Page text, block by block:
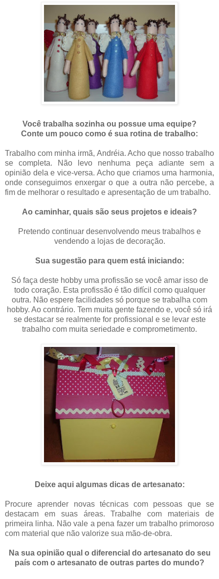
Você trabalha sozinha ou possue uma equipe?
Conte um pouco como é sua rotina de trabalho:
Trabalho com minha irmã, Andréia. Acho que nosso trabalho
se completa. Não levo nenhuma peça adiante sem a
opinião dela e vice-versa. Acho que criamos uma harmonia,
onde conseguimos enxergar o que a outra não percebe, a
fim de melhorar o resultado e apresentação de um trabalho.
Ao caminhar, quais são seus projetos e ideais?
Pretendo continuar desenvolvendo meus trabalhos e
vendendo a lojas de decoração.
Sua sugestão para quem está iniciando:
Só faça deste hobby uma profissão se você amar isso de
todo coração. Esta profissão é tão difícil como qualquer
outra. Não espere facilidades só porque se trabalha com
hobby. Ao contrário. Tem muita gente fazendo e, você só irá
se destacar se realmente for profissional e se levar este
trabalho com muita seriedade e comprometimento.
Deixe aqui algumas dicas de artesanato:
Procure aprender novas técnicas com pessoas que se
destacam em suas áreas. Trabalhe com materiais de
primeira linha. Não vale a pena fazer um trabalho primoroso
com material que não valorize sua mão-de-obra.
Na sua opinião qual o diferencial do artesanato do seu
país com o artesanato de outras partes do mundo?